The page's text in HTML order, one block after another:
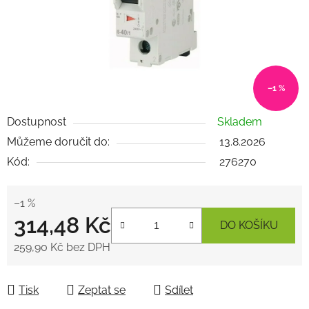
Dostupnost
Skladem
Můžeme doručit do:
13.8.2026
Kód:
276270
–1 %
314,48 Kč
259,90 Kč bez DPH
DO KOŠÍKU
Tisk Zeptat se Sdílet
–1 %